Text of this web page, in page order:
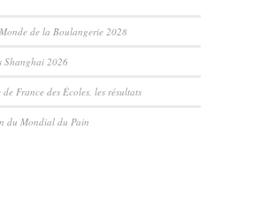
de la Boulangerie 2028
Shanghai 2026
de France des Écoles, les résultats
du Mondial du Pain